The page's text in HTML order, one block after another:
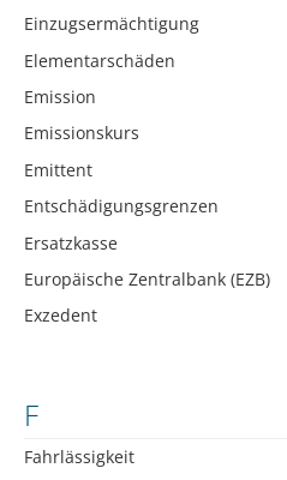
Einzugsermächtigung
Elementarschäden
Emission
Emissionskurs
Emittent
Entschädigungsgrenzen
Ersatzkasse
Europäische Zentralbank (EZB)
Exzedent
F
Fahrlässigkeit